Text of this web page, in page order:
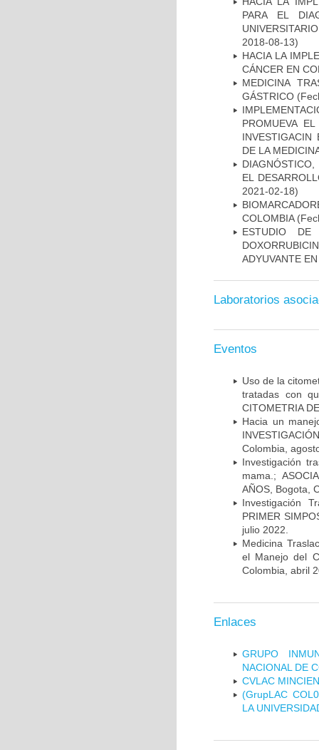
PARA EL
2018-08-13)
HACIA LA
CÁNCER EN
MEDICINA
GÁSTRICO
PROMUEVA
INVESTIGACIN
DE LA
EL
2021-02-18)
COLOMBIA
ESTUDIO DE
ADYUVANTE
Laboratorios
Eventos
Uso de la
tratadas con
CITOMETRIA
Hacia un
Colombia,
Investigación
mama.;
AÑOS, Bogota,
Investigación
PRIMER
julio 2022.
Medicina
el Manejo del
Colombia, abril
Enlaces
GRUPO
NACIONAL DE
CVLAC
(GrupLAC
LA